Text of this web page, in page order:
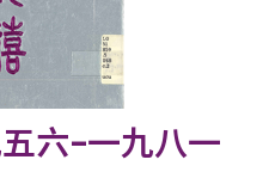
六-一九八一